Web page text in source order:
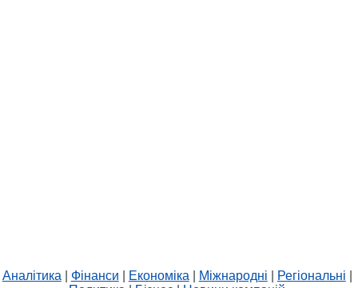
Аналітика Фінанси Економіка Міжнародні Регіональні